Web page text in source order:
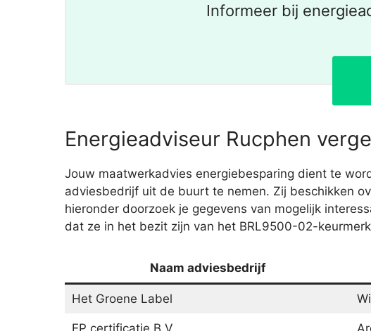
Informeer bij
Energieadviseur Rucphen
Jouw maatwerkadvies energiebesparing dient te
adviesbedrijf uit de buurt te nemen. Zij beschikken
hieronder doorzoek je gegevens van mogelijk
dat ze in het bezit zijn van het BRL9500-02-
Naam adviesbedrijf
Het Groene Label